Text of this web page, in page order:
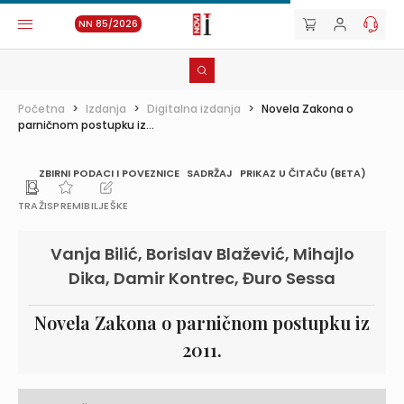
NN 85/2026
Početna > Izdanja > Digitalna izdanja > Novela Zakona o
parničnom postupku iz...
ZBIRNI PODACI I POVEZNICE SADRŽAJ PRIKAZ U ČITAČU (BETA)
TRAŽISPREMIBILJEŠKE
Vanja Bilić, Borislav Blažević, Mihajlo
Dika, Damir Kontrec, Đuro Sessa
Novela Zakona o parničnom postupku iz
2011.